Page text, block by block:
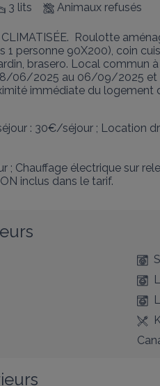
3 lits Animaux refusés
Roulotte
1 personne 90X200), coin
brasero. Local
06/2025 au 06/09/2025
immédiate du
: 30€/séjour ; Location
; Chauffage électrique sur
inclus dans le tarif.